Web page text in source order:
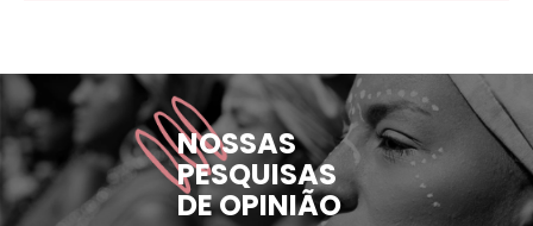
NOSSAS
PESQUISAS
DE OPINIÃO